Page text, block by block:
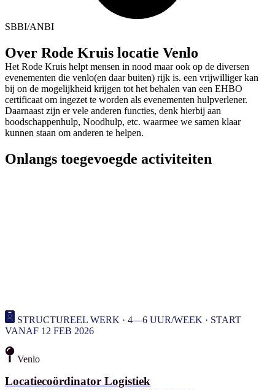
SBBI/ANBI
Over Rode Kruis locatie Venlo
Het Rode Kruis helpt mensen in nood maar ook op de diversen
evenementen die venlo(en daar buiten) rijk is. een vrijwilliger kan
bij on de mogelijkheid krijgen tot het behalen van een EHBO
certificaat om ingezet te worden als evenementen hulpverlener.
Daarnaast zijn er vele anderen functies, denk hierbij aan
boodschappenhulp, Noodhulp, etc. waarmee we samen klaar
kunnen staan om anderen te helpen.
Onlangs toegevoegde activiteiten
STRUCTUREEL WERK · 4—6 UUR/WEEK · START
VANAF 12 FEB 2026
Venlo
Locatiecoördinator Logistiek